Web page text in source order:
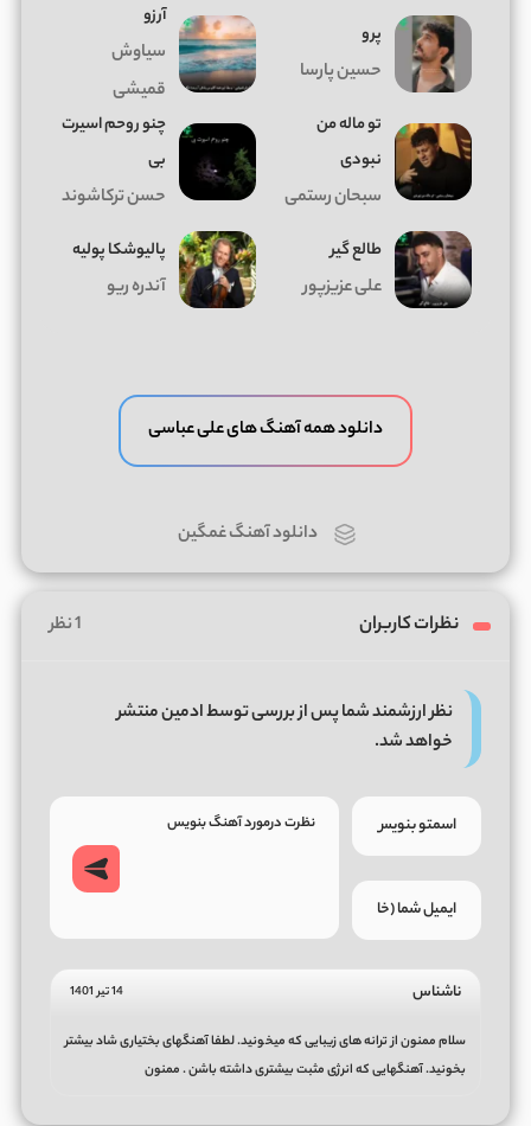
پرو
حسین پارسا
آرزو
سیاوش
قمیشی
تو ماله من
نبودی
سبحان رستمی
چنو روحم اسیرت
بی
حسن ترکاشوند
طالع گیر
علی عزیزپور
پالیوشکا پولیه
آندره ریو
دانلود همه آهنگ های علی عباسی
دانلود آهنگ غمگین
نظرات کاربران 1 نظر
نظر ارزشمند شما پس از بررسی توسط ادمین منتشر
خواهد شد.
ناشناس 14 تیر 1401
سلام ممنون از ترانه های زیبایی که میخونید. لطفا آهنگهای بختیاری شاد بیشتر
بخونید. آهنگهایی که انرژی مثبت بیشتری داشته باشن . ممنون